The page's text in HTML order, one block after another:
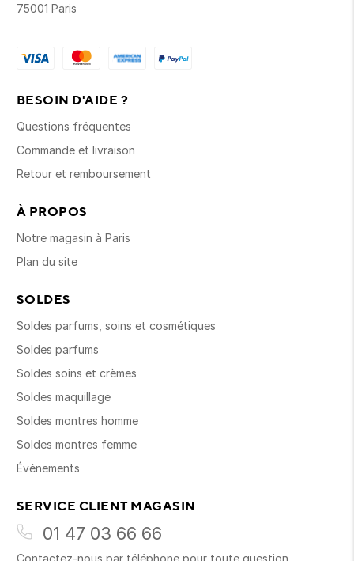
75001 Paris
BESOIN D'AIDE ?
Questions fréquentes
Commande et livraison
Retour et remboursement
À PROPOS
Notre magasin à Paris
Plan du site
SOLDES
Soldes parfums, soins et cosmétiques
Soldes parfums
Soldes soins et crèmes
Soldes maquillage
Soldes montres homme
Soldes montres femme
Événements
SERVICE CLIENT MAGASIN
01 47 03 66 66
Contactez-nous par téléphone pour toute question